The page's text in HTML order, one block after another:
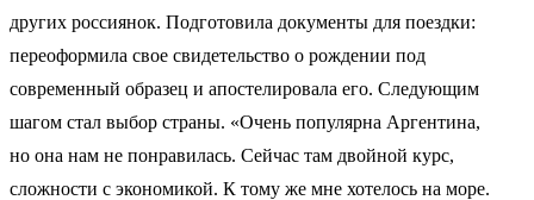
других россиянок. Подготовила документы для поездки:
переоформила свое свидетельство о рождении под
современный образец и апостелировала его. Следующим
шагом стал выбор страны. «Очень популярна Аргентина,
но она нам не понравилась. Сейчас там двойной курс,
сложности с экономикой. К тому же мне хотелось на море.